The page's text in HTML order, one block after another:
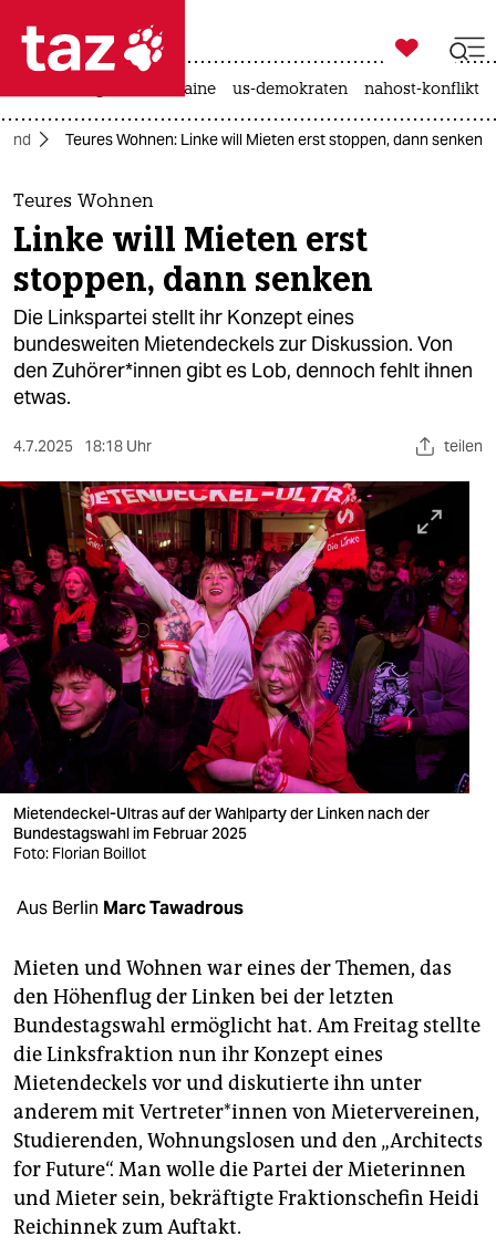
 taz zahl ich
taz zahl ich
themen
politik
öko
gesellschaft
kultur
sport
berlin
nord
wahrheit
verlag
verlag
veranstaltungen
shop
fragen & hilfe
unterstützen
abo
epaper login

taz zahl ich
krieg in der ukraine us-demokraten nahost-konflikt
Teures Wohnen: Linke will Mieten erst stoppen, dann senken
Teures Wohnen
Linke will Mieten erst
stoppen, dann senken
Die Linkspartei stellt ihr Konzept eines
bundesweiten Mietendeckels zur Diskussion. Von
den Zu­hö­re­r*in­nen gibt es Lob, dennoch fehlt ihnen
etwas.
4.7.2025 18:18 Uhr teilen
Mietendeckel-Ultras auf der Wahlparty der Linken nach der
Bundestagswahl im Februar 2025
Foto: Florian Boillot
Aus Berlin Marc Tawadrous
Mieten und Wohnen war eines der Themen, das
den Höhenflug der Linken bei der letzten
Bundestagswahl ermöglicht hat. Am Freitag stellte
die Linksfraktion nun ihr Konzept eines
Mietendeckels vor und diskutierte ihn unter
anderem mit Ver­tre­te­r*in­nen von Mietervereinen,
Studierenden, Wohnungslosen und den „Architects
for Future“. Man wolle die Partei der Mieterinnen
und Mieter sein, bekräftigte Fraktionschefin Heidi
Reichinnek zum Auftakt.